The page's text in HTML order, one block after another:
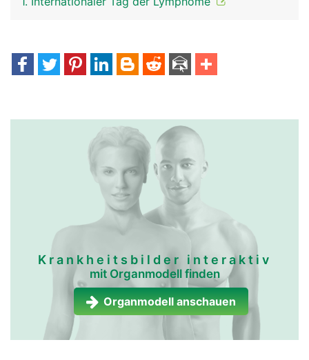
Krankheitsbilder interaktiv
mit Organmodell finden
Organmodell anschauen